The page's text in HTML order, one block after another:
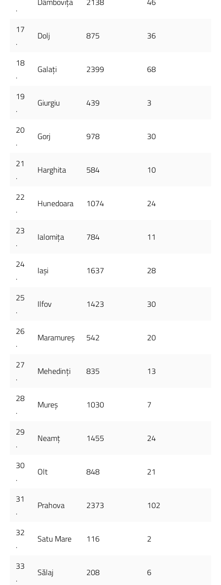
.
17
.
Dolj 875 36
18
.
Galați 2399 68
19
.
Giurgiu 439 3
20
.
Gorj 978 30
21
.
Harghita 584 10
22
.
Hunedoara 1074 24
23
.
Ialomița 784 11
24
.
Iași 1637 28
25
.
Ilfov 1423 30
26
.
Maramureș 542 20
27
.
Mehedinți 835 13
28
.
Mureș 1030 7
29
.
Neamț 1455 24
30
.
Olt 848 21
31
.
Prahova 2373 102
32
.
Satu Mare 116 2
33
.
Sălaj 208 6